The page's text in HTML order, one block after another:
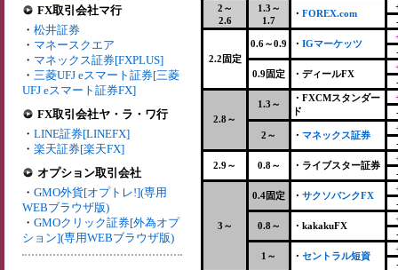
FX取引会社マ行
・ 松井証券
・ マネースクエア
・ マネックス証券[FXPLUS]
・ 三菱UFJ eスマート証券[三菱
UFJ eスマート証券FX]
FX取引会社ヤ・ラ・ワ行
・ LINE証券[LINEFX]
・ 楽天証券[楽天FX]
オプション取引会社
・ GMO外貨[オプトレ!](専用
WEBブラウザ版)
・ GMOクリック証券[外為オプ
ション](専用WEBブラウザ版)
2～
2.6
1.3～
1.7
・ FOREX.com
2.2固定
0.6～0.9 ・ IGマーケッツ
0.9固定 ・ディールFX
2.8～
1.3～
・FXCMスタンダー
ド
2～ ・ マネックス証券
2.9～ 0.8～ ・ライブスター証券
3～
0.4固定 ・ サクソバンクFX
0.8～ ・kakakuFX
1～ ・ セントラル短資